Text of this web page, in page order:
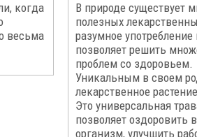
когда
весьма
В природе существует
полезных
разумное употребление
позволяет решить
проблем со здоровьем.
Уникальным в своем
лекарственное
Это универсальная
позволяет оздоровить
организм, улучшить